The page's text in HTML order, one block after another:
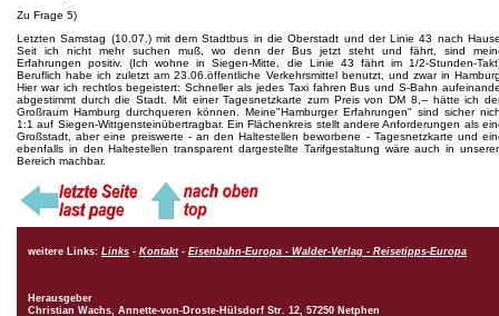
Zu Frage 5)
Letzten Samstag (10.07.) mit dem Stadtbus in die Oberstadt und der Linie 43 nach
Seit ich nicht mehr suchen muß, wo denn der Bus jetzt steht und fährt, sind
Erfahrungen positiv. (Ich wohne in Siegen-Mitte, die Linie 43 fährt im 1/2-Stunden-
Beruflich habe ich zuletzt am 23.06.öffentliche Verkehrsmittel benutzt, und zwar in
Hier war ich rechtlos begeistert: Schneller als jedes Taxi fahren Bus und S-Bahn
abgestimmt durch die Stadt. Mit einer Tagesnetzkarte zum Preis von DM 8,-- hätte ich
Großraum Hamburg durchqueren können. Meine"Hamburger Erfahrungen" sind sicher
1:1 auf Siegen-Wittgensteinübertragbar. Ein Flächenkreis stellt andere Anforderungen als
Großstadt, aber eine preiswerte - an den Haltestellen beworbene - Tagesnetzkarte und
ebenfalls in den Haltestellen transparent dargestellte Tarifgestaltung wäre auch in
Bereich machbar.
weitere Links: Links - Kontakt- Eisenbahn-Europa - Walder-Verlag - Reisetipps-Europa
Herausgeber
Christian Wachs, Annette-von-Droste-Hülsdorf Str. 12, 57250 Netphen